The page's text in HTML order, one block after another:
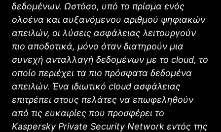
δεδομένων. Ωστόσο, υπό το πρίσμα ενός
ολοένα και αυξανόμενου αριθμού ψηφιακών
απειλών, οι λύσεις ασφάλειας λειτουργούν
πιο αποδοτικά, μόνο όταν διατηρούν μια
συνεχή ανταλλαγή δεδομένων με το cloud, το
οποίο περιέχει τα πιο πρόσφατα δεδομένα
απειλών. Ένα ιδιωτικό cloud ασφάλειας
επιτρέπει στους πελάτες να επωφεληθούν
από τις ευκαιρίες που προσφέρει το
Kaspersky Private Security Network εντός της